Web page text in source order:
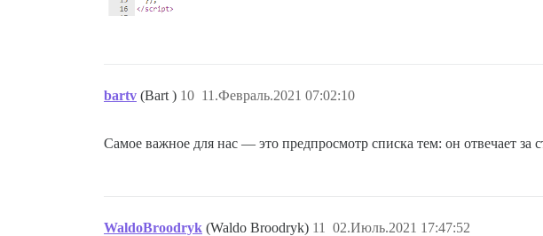
bartv (Bart ) 11.Февраль.2021 07:02:10
10
Самое важное для нас — это предпросмотр списка тем: он отвечает за
WaldoBroodryk (Waldo Broodryk) 02.Июль.2021 17:47:52
11